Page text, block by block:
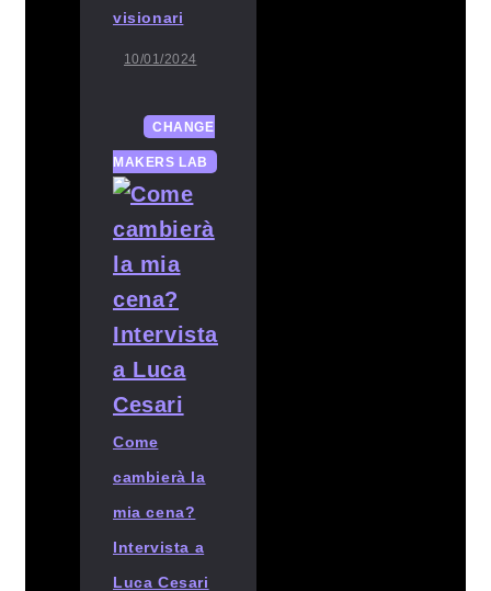
visionari
10/01/2024
CHANGE
MAKERS LAB
Come
cambierà la
mia cena?
Intervista a
Luca Cesari